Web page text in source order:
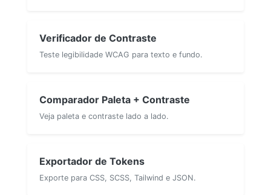
Verificador de Contraste
Teste legibilidade WCAG para texto e fundo.
Comparador Paleta + Contraste
Veja paleta e contraste lado a lado.
Exportador de Tokens
Exporte para CSS, SCSS, Tailwind e JSON.